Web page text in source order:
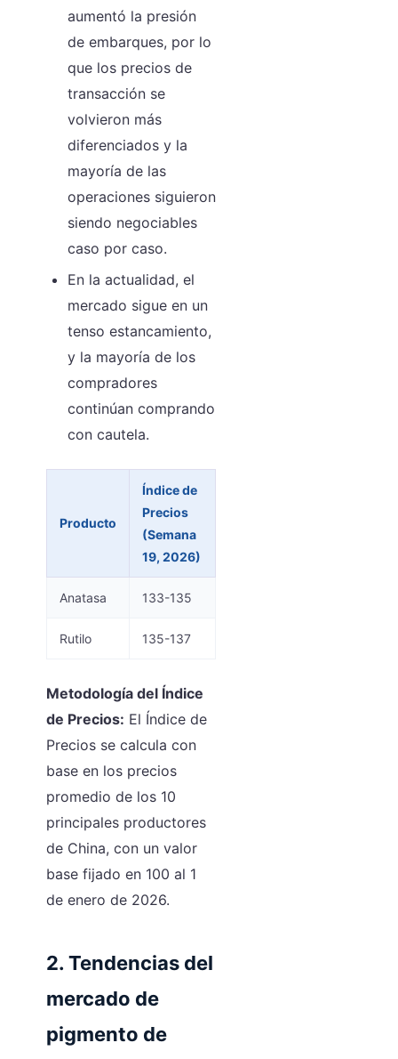
aumentó la presión
de embarques, por lo
que los precios de
transacción se
volvieron más
diferenciados y la
mayoría de las
operaciones siguieron
siendo negociables
caso por caso.
En la actualidad, el
mercado sigue en un
tenso estancamiento,
y la mayoría de los
compradores
continúan comprando
con cautela.
Producto
Índice de
Precios
(Semana
19, 2026)
Anatasa 133-135
Rutilo 135-137
Metodología del Índice
de Precios: El Índice de
Precios se calcula con
base en los precios
promedio de los 10
principales productores
de China, con un valor
base fijado en 100 al 1
de enero de 2026.
2. Tendencias del
mercado de
pigmento de